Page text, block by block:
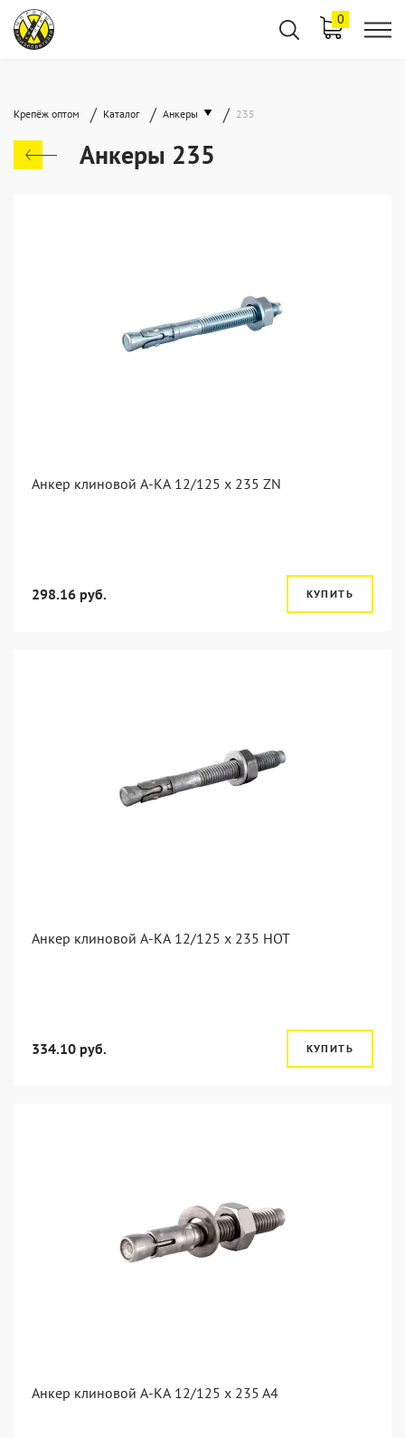
0
Крепёж оптом / Каталог / Анкеры / 235
Анкеры 235
Анкер клиновой А-КА 12/125 x 235 ZN
298.16 руб. КУПИТЬ
Анкер клиновой А-КА 12/125 x 235 HOT
334.10 руб. КУПИТЬ
Анкер клиновой А-КА 12/125 x 235 A4